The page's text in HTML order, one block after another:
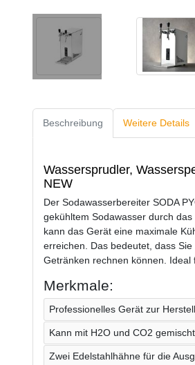
Beschreibung Weitere Details
Wassersprudler,
NEW
Der Sodawasserbereiter SODA
gekühltem Sodawasser durch
kann das Gerät eine maximale
erreichen. Das bedeutet, dass
Getränken rechnen können. Ideal
Merkmale:
Professionelles Gerät zur
Kann mit H2O und CO2
Zwei Edelstahlhähne für die